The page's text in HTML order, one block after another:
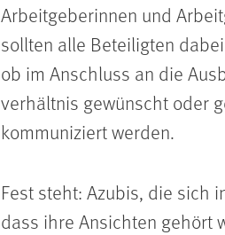
Arbeitgeberinnen und
sollten alle Beteiligten
ob im Anschluss an die
verhältnis gewünscht oder
kommuniziert werden.
Fest steht: Azubis, die sich
dass ihre Ansichten gehört